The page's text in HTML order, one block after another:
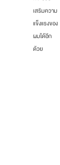
เสริมความ
แข็งแรงของ
ผมได้อีก
ด้วย